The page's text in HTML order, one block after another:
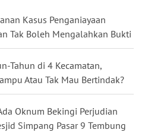
Kasus Penganiayaan
Tak Boleh Mengalahkan Bukti
Tahun di 4 Kecamatan,
Atau Tak Mau Bertindak?
Oknum Bekingi Perjudian
Simpang Pasar 9 Tembung